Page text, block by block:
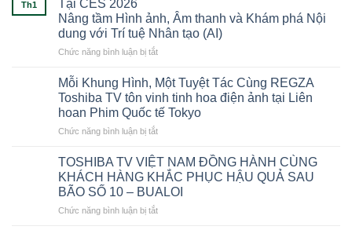
Th1
Tại CES 2026
Nâng tầm Hình ảnh, Âm thanh và Khám phá Nội
dung với Trí tuệ Nhân tạo (AI)
Chức năng bình luận bị tắtở
Trình
Diễn
Công
Nghệ
ZR
Hệ
Mới
Tại
CES
2026
Mỗi Khung Hình, Một Tuyệt Tác Cùng REGZA
Toshiba TV tôn vinh tinh hoa điện ảnh tại Liên
hoan Phim Quốc tế Tokyo
Chức năng bình luận bị tắtở
Khung
Hình,
Một
Tuyệt
Tác
TOSHIBA TV VIỆT NAM ĐỒNG HÀNH CÙNG
KHÁCH HÀNG KHẮC PHỤC HẬU QUẢ SAU
BÃO SỐ 10 – BUALOI
Chức năng bình luận bị tắtở